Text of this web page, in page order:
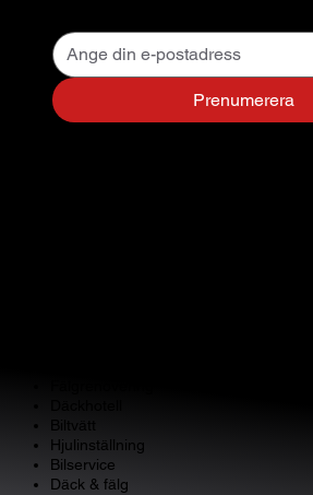
Prenumerera
Biltvätt
Hjulinställning
Bilservice
Däck & fälg